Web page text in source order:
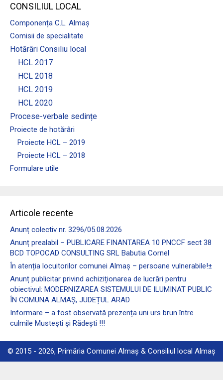
CONSILIUL LOCAL
Componența C.L. Almaș
Comisii de specialitate
Hotărâri Consiliu local
HCL 2017
HCL 2018
HCL 2019
HCL 2020
Procese-verbale sedințe
Proiecte de hotărâri
Proiecte HCL – 2019
Proiecte HCL – 2018
Formulare utile
Articole recente
Anunț colectiv nr. 3296/05.08.2026
Anunț prealabil – PUBLICARE FINANTAREA 10 PNCCF sect 38
BCD TOPOCAD CONSULTING SRL Babutia Cornel
În atenția locuitorilor comunei Almaş – persoane vulnerabile!±
Anunț publicitar privind achiziționarea de lucrări pentru
obiectivul: MODERNIZAREA SISTEMULUI DE ILUMINAT PUBLIC
ÎN COMUNA ALMAȘ, JUDEȚUL ARAD
Informare – a fost observată prezența uni urs brun între
culmile Mustești și Rădești !!!
© 2015 - 2026, Primăria Comunei Almaș & Consiliul local Almaș